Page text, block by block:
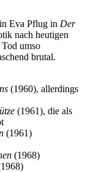
Eva Pflug in Der
nach heutigen
umso
brutal.
(1960), allerdings
(1961), die als
(1961)
(1968)